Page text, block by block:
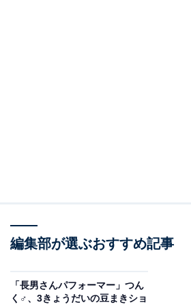
編集部が選ぶおすすめ記事
「長男さんパフォーマー」つん
く♂、3きょうだいの豆まきショ